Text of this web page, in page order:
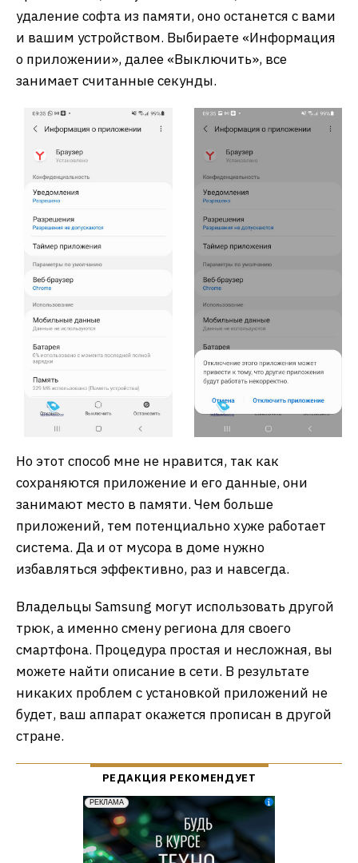
удаление софта из памяти, оно останется с вами
и вашим устройством. Выбираете «Информация
о приложении», далее «Выключить», все
занимает считанные секунды.
Но этот способ мне не нравится, так как
сохраняются приложение и его данные, они
занимают место в памяти. Чем больше
приложений, тем потенциально хуже работает
система. Да и от мусора в доме нужно
избавляться эффективно, раз и навсегда.
Владельцы Samsung могут использовать другой
трюк, а именно смену региона для своего
смартфона. Процедура простая и несложная, вы
можете найти описание в сети. В результате
никаких проблем с установкой приложений не
будет, ваш аппарат окажется прописан в другой
стране.